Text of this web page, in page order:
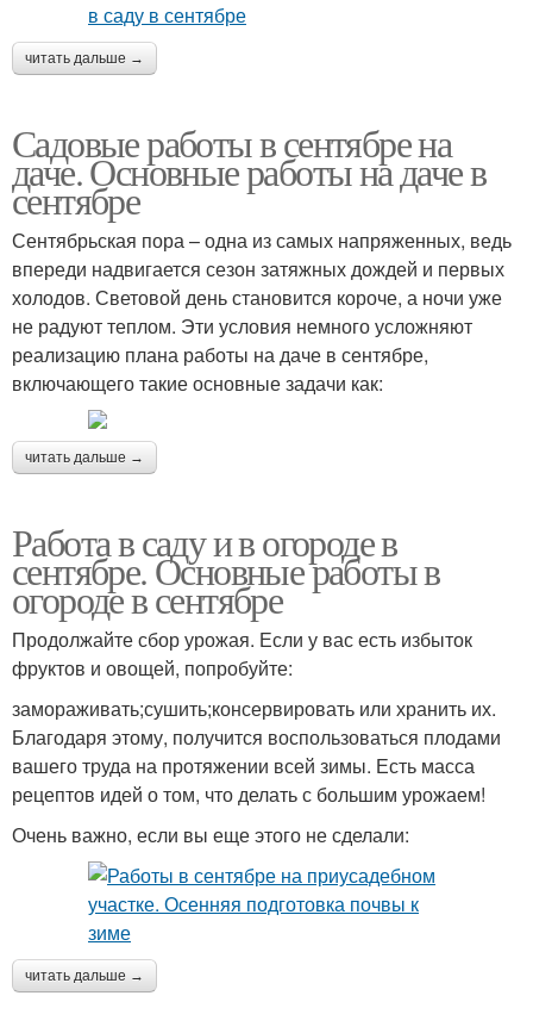
читать дальше →
Садовые работы в сентябре на
даче. Основные работы на даче в
сентябре
Сентябрьская пора – одна из самых напряженных, ведь
впереди надвигается сезон затяжных дождей и первых
холодов. Световой день становится короче, а ночи уже
не радуют теплом. Эти условия немного усложняют
реализацию плана работы на даче в сентябре,
включающего такие основные задачи как:
читать дальше →
Работа в саду и в огороде в
сентябре. Основные работы в
огороде в сентябре
Продолжайте сбор урожая. Если у вас есть избыток
фруктов и овощей, попробуйте:
замораживать;сушить;консервировать или хранить их.
Благодаря этому, получится воспользоваться плодами
вашего труда на протяжении всей зимы. Есть масса
рецептов идей о том, что делать с большим урожаем!
Очень важно, если вы еще этого не сделали:
читать дальше →